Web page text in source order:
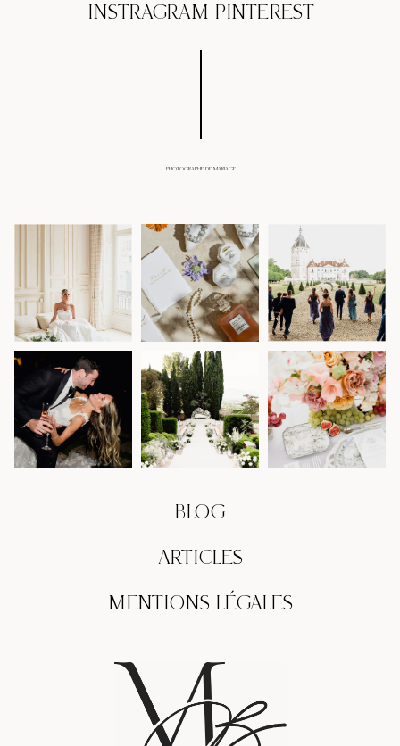
INSTRAGRAM PINTEREST
PHOTOGRAPHE DE MARIAGE
BLOG
ARTICLES
MENTIONS LÉGALES